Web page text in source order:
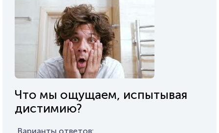
Что мы ощущаем, испытывая
дистимию?
Варианты ответов: